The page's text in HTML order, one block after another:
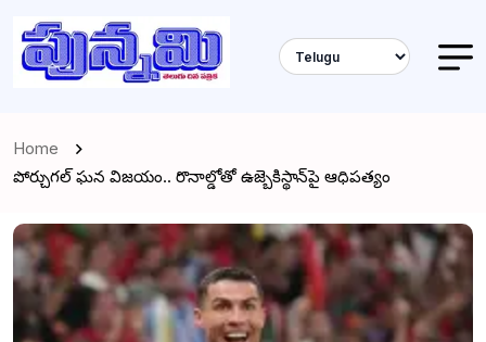
Home
పోర్చుగల్ ఘన విజయం.. రొనాల్డోతో ఉజ్బెకిస్థాన్‌పై ఆధిపత్యం